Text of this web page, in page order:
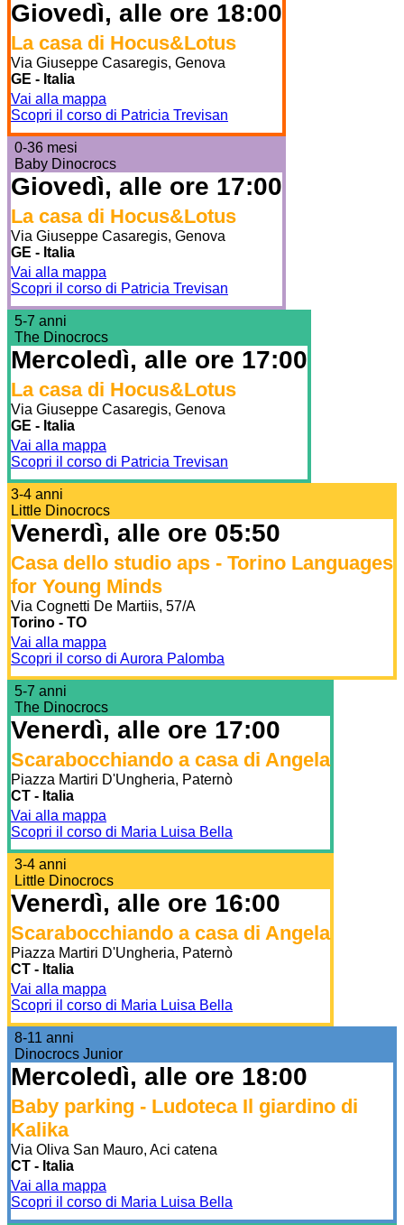
Giovedì, alle ore 18:00
La casa di Hocus&Lotus
Via Giuseppe Casaregis, Genova
GE - Italia
Vai alla mappa
Scopri il corso di Patricia Trevisan
0-36 mesi
Baby Dinocrocs
Giovedì, alle ore 17:00
La casa di Hocus&Lotus
Via Giuseppe Casaregis, Genova
GE - Italia
Vai alla mappa
Scopri il corso di Patricia Trevisan
5-7 anni
The Dinocrocs
Mercoledì, alle ore 17:00
La casa di Hocus&Lotus
Via Giuseppe Casaregis, Genova
GE - Italia
Vai alla mappa
Scopri il corso di Patricia Trevisan
3-4 anni
Little Dinocrocs
Venerdì, alle ore 05:50
Casa dello studio aps - Torino Languages
for Young Minds
Via Cognetti De Martiis, 57/A
Torino - TO
Vai alla mappa
Scopri il corso di Aurora Palomba
5-7 anni
The Dinocrocs
Venerdì, alle ore 17:00
Scarabocchiando a casa di Angela
Piazza Martiri D'Ungheria, Paternò
CT - Italia
Vai alla mappa
Scopri il corso di Maria Luisa Bella
3-4 anni
Little Dinocrocs
Venerdì, alle ore 16:00
Scarabocchiando a casa di Angela
Piazza Martiri D'Ungheria, Paternò
CT - Italia
Vai alla mappa
Scopri il corso di Maria Luisa Bella
8-11 anni
Dinocrocs Junior
Mercoledì, alle ore 18:00
Baby parking - Ludoteca Il giardino di
Kalika
Via Oliva San Mauro, Aci catena
CT - Italia
Vai alla mappa
Scopri il corso di Maria Luisa Bella